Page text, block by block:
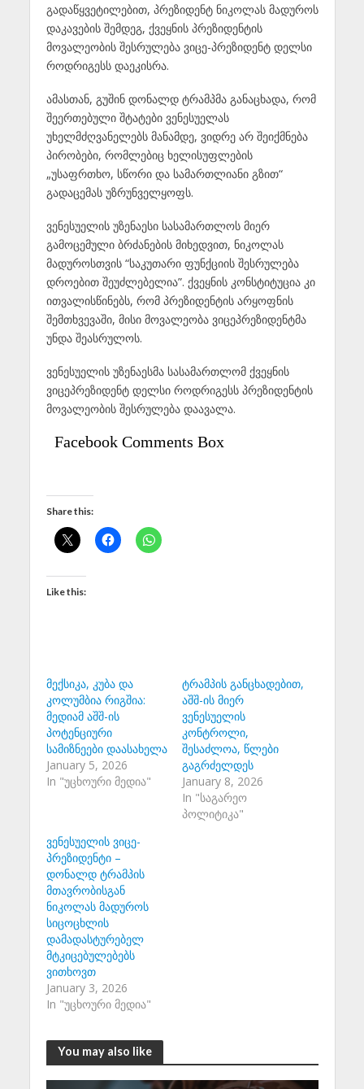
გადაწყვეტილებით, პრეზიდენტ ნიკოლას მადუროს
დაკავების შემდეგ, ქვეყნის პრეზიდენტის
მოვალეობის შესრულება ვიცე-პრეზიდენტ დელსი
როდრიგესს დაეკისრა.
ამასთან, გუშინ დონალდ ტრამპმა განაცხადა, რომ
შეერთებული შტატები ვენესუელას
უხელმძღვანელებს მანამდე, ვიდრე არ შეიქმნება
პირობები, რომლებიც ხელისუფლების
„უსაფრთხო, სწორი და სამართლიანი გზით“
გადაცემას უზრუნველყოფს.
ვენესუელის უზენაესი სასამართლოს მიერ
გამოცემული ბრძანების მიხედვით, ნიკოლას
მადუროსთვის “საკუთარი ფუნქციის შესრულება
დროებით შეუძლებელია”. ქვეყნის კონსტიტუცია კი
ითვალისწინებს, რომ პრეზიდენტის არყოფნის
შემთხვევაში, მისი მოვალეობა ვიცეპრეზიდენტმა
უნდა შეასრულოს.
ვენესუელის უზენაესმა სასამართლომ ქვეყნის
ვიცეპრეზიდენტ დელსი როდრიგესს პრეზიდენტის
მოვალეობის შესრულება დაავალა.
Facebook Comments Box
Share this:
Like this:
მექსიკა, კუბა და
კოლუმბია რიგშია:
მედიამ აშშ-ის
პოტენციური
სამიზნეები დაასახელა
January 5, 2026
In "უცხოური მედია"
ტრამპის განცხადებით,
აშშ-ის მიერ
ვენესუელის
კონტროლი,
შესაძლოა, წლები
გაგრძელდეს
January 8, 2026
In "საგარეო
პოლიტიკა"
ვენესუელის ვიცე-
პრეზიდენტი –
დონალდ ტრამპის
მთავრობისგან
ნიკოლას მადუროს
სიცოცხლის
დამადასტურებელ
მტკიცებულებებს
ვითხოვთ
January 3, 2026
In "უცხოური მედია"
You may also like